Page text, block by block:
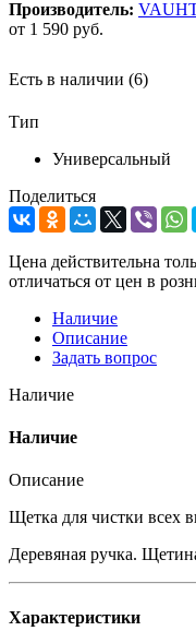
Производитель:
от 1 590 руб.
Есть в наличии (6)
Тип
Универсальный
Поделиться
Цена действительна
отличаться от цен в
Наличие
Описание
Задать вопрос
Наличие
Наличие
Описание
Щетка для чистки всех
Деревяная ручка.
Характеристики